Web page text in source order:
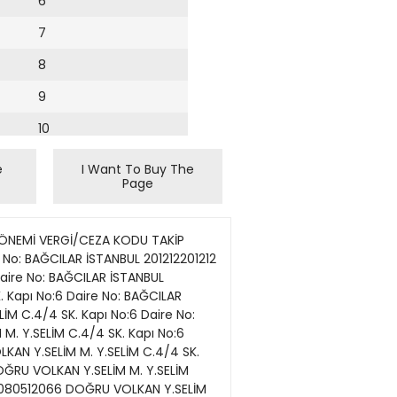
7
8
9
10
14
15
16
17
18
I Want To Buy The
Page
İSTANBUL 200809200809 3074 2014022566ıl10000175 1.490,00 3100210775 DOSAR İÇ VE DIŞ TİC.LTD.ŞTİ. BAHÇELİEVLER M. A.NECDET URAN C KAPI NO:12 DAİRE NO:9 BAHÇELİEVLER İSTANBUL 200808200808 3074 2014022566ıl10000175 1.490,00 3100210775 DOSAR İÇ VE DIŞ TİC.LTD.ŞTİ. BAHÇELİEVLER M. A.NECDET URAN C KAPI NO:12 DAİRE NO:9 BAHÇELİEVLER İSTANBUL 200807200807 3074 2014022566ıl10000175 1.490,00 3100210775 DOSAR İÇ VE DIŞ TİC.LTD.ŞTİ. BAHÇELİEVLER M. A.NECDET URAN C KAPI NO:12 DAİRE NO:9 BAHÇELİEVLER İSTANBUL 200801200801 3074 2014052766ıl10000231 1.490,00 3100210775 DOSAR İÇ VE DIŞ TİC.LTD.ŞTİ. BAHÇELİEVLER M. A.NECDET URAN C KAPI NO:12 DAİRE NO:9 BAHÇELİEVLER İSTANBUL 200802200802 3074 2014052766ıl10000231 1.490,00 3100210775 DOSAR İÇ VE DIŞ TİC.LTD.ŞTİ. BAHÇELİEVLER M. A.NECDET URAN C KAPI NO:12 DAİRE NO:9 BAHÇELİEVLER İSTANBUL 200701200712 3074 2014052766ıl10000231 1.490,00 3100210775 DOSAR İÇ VE DIŞ TİC.LTD.ŞTİ. BAHÇELİEVLER M. A.NECDET URAN C KAPI NO:12 DAİRE NO:9 BAHÇELİEVLER İSTANBUL 200803200803 3074 2014052766ıl10000231 1.490,00 3100210775 DOSAR İÇ VE DIŞ TİC.LTD.ŞTİ. BAHÇELİEVLER M. A.NECDET URAN C KAPI NO:12 DAİRE NO:9 BAHÇELİEVLER İSTANBUL 200801200803 3074 2014052766ıl10000231 1.490,00 3100210775 DOSAR İÇ VE DIŞ TİC.LTD.ŞTİ. BAHÇELİEVLER M. A.NECDET URAN C KAPI NO:12 DAİRE NO:9 BAHÇELİEVLER İSTANBUL 200807200807 3074 2014052766ıl10000231 1.490,00 3100210775 DOSAR İÇ VE DIŞ TİC.LTD.ŞTİ. BAHÇELİEVLER M. A.NECDET URAN C KAPI NO:12 DAİRE NO:9 BAHÇELİEVLER İSTANBUL 200810200812 3074 2014052766ıl10000231 1.600,00 3100210775 DOSAR İÇ VE DIŞ TİC.LTD.ŞTİ. BAHÇELİEVLER M. A.NECDET URAN C KAPI NO:12 DAİRE NO:9 BAHÇELİEVLER İSTANBUL 200806200806 3074 2014052766ıl10000231 1.490,00 3100210775 DOSAR İÇ VE DIŞ TİC.LTD.ŞTİ. BAHÇELİEVLER M. A.NECDET URAN C KAPI NO:12 DAİRE NO:9 BAHÇELİEVLER İSTANBUL 200807200809 3074 2014052766ıl10000231 1.490,00 3100210775 DOSAR İÇ VE DIŞ TİC.LTD.ŞTİ. BAHÇELİEVLER M. A.NECDET URAN C KAPI NO:12 DAİRE NO:9 BAHÇELİEVLER İSTANBUL 200805200805 3074 2014052766ıl10000231 1.490,00 3100210775 DOSAR İÇ VE DIŞ TİC.LTD.ŞTİ. BAHÇELİEVLER M. A.NECDET URAN C KAPI NO:12 DAİRE NO:9 BAHÇELİEVLER İSTANBUL 200804200804